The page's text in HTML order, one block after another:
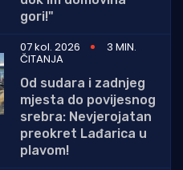
gori!"
07 kol. 2026
3 MIN.
ČITANJA
Od sudara i zadnjeg
mjesta do povijesnog
srebra: Nevjerojatan
preokret Lađarica u
plavom!